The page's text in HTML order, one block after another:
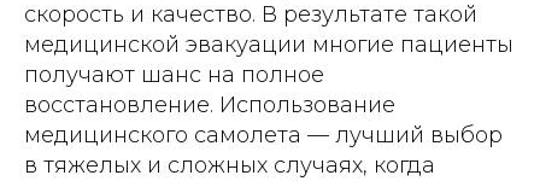
скорость и качество. В результате такой
медицинской эвакуации многие пациенты
получают шанс на полное
восстановление. Использование
медицинского самолета — лучший выбор
в тяжелых и сложных случаях, когда